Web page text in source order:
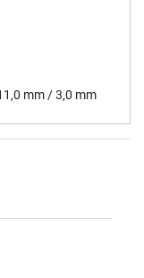
mm / 3,0 mm